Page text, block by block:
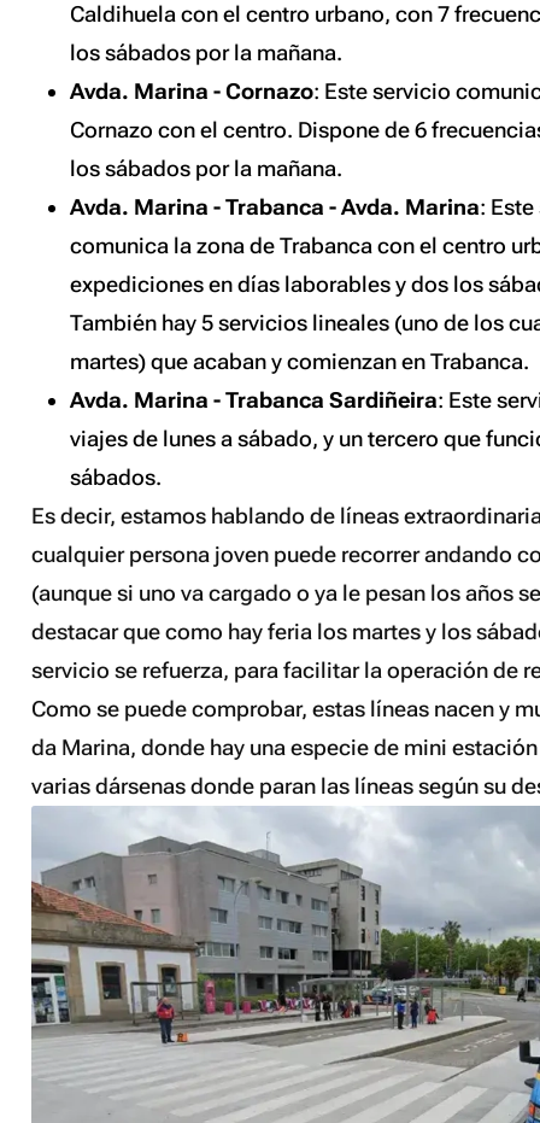
Caldihuela con el centro urbano, con 7
los sábados por la mañana.
Avda. Marina - Cornazo: Este servicio
Cornazo con el centro. Dispone de 6
los sábados por la mañana.
Avda. Marina - Trabanca - Avda. Marina:
comunica la zona de Trabanca con el centro
expediciones en días laborables y dos los
También hay 5 servicios lineales (uno de los
martes) que acaban y comienzan en Trabanca.
Avda. Marina - Trabanca Sardiñeira: Este
viajes de lunes a sábado, y un tercero que
sábados.
Es decir, estamos hablando de líneas
cualquier persona joven puede recorrer andando
(aunque si uno va cargado o ya le pesan los años
destacar que como hay feria los martes y los
servicio se refuerza, para facilitar la operación de
Como se puede comprobar, estas líneas nacen y
da Marina, donde hay una especie de mini
varias dársenas donde paran las líneas según su